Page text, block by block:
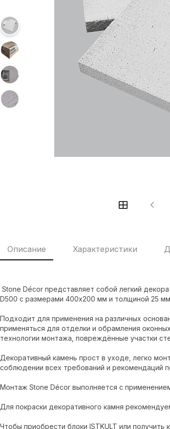
Описание Характеристики
Stone Décor представляет собой легкий
D500 с размерами 400х200 мм и толщиной 25
Подходит для применения на различных
применяться для отделки и обрамления
технологии монтажа, повреждённые участки
Декоративный камень прост в уходе, легко
соблюдении всех требований и рекомендаций
Монтаж Stone Décor выполняется с
Для покраски декоративного камня
Чтобы приобрести блоки ISTKULT или получить